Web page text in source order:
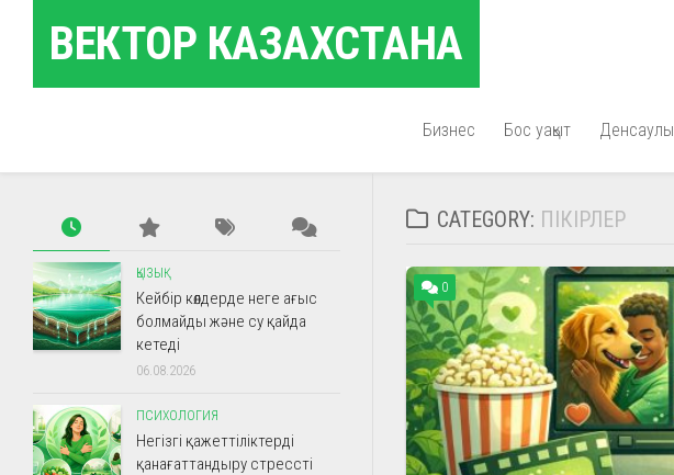
contentВЕКТОР КАЗАХСТАНА
Бизнес Бос уақыт Денсаулық
CATEGORY: ПІКІРЛЕР
0
ҚЫЗЫҚ
Кейбір көлдерде неге ағыс
болмайды және су қайда
кетеді
06.08.2026
ПСИХОЛОГИЯ
Негізгі қажеттіліктерді
қанағаттандыру стрессті